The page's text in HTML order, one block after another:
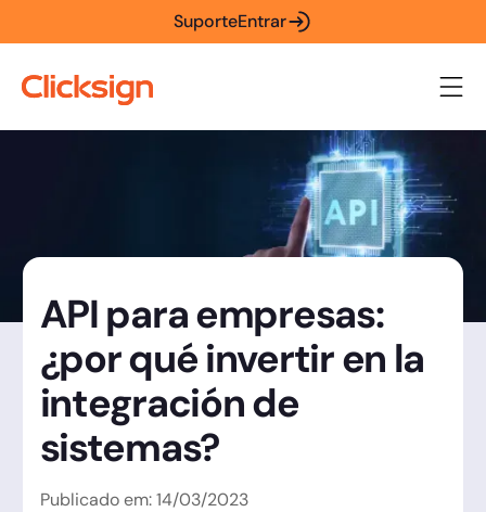
SuporteEntrar
API para empresas:
¿por qué invertir en la
integración de
sistemas?
Publicado em: 14/03/2023